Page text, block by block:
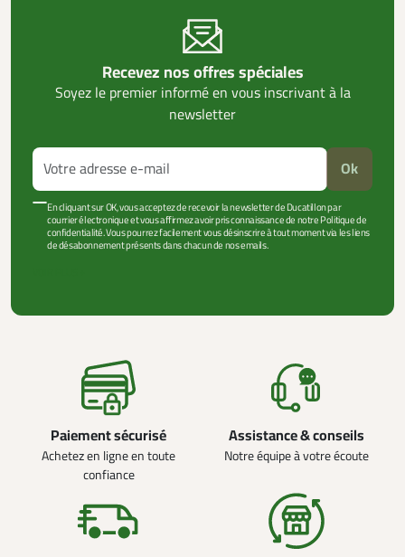
Recevez nos offres spéciales
Soyez le premier informé en vous inscrivant à la
newsletter
Ok
En cliquant sur OK, vous acceptez de recevoir la newsletter de Ducatillon par
courrier électronique et vous affirmez avoir pris connaissance de notre Politique de
confidentialité. Vous pourrez facilement vous désinscrire à tout moment via les liens
de désabonnement présents dans chacun de nos emails.
Paiement sécurisé
Achetez en ligne en toute
confiance
Assistance & conseils
Notre équipe à votre écoute